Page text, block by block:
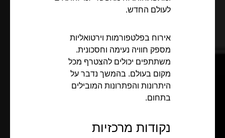
לעולם החדש.
אירוח בפלטפורמות וירטואליות
מספק חוויה נעימה וחסכונית.
משתתפים יכולים להצטרף מכל
מקום בעולם. בהמשך נדבר על
היתרונות והפתרונות המובילים
בתחום.
נקודות מרכזיות